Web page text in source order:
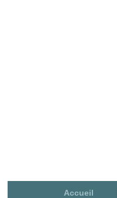
Accueil